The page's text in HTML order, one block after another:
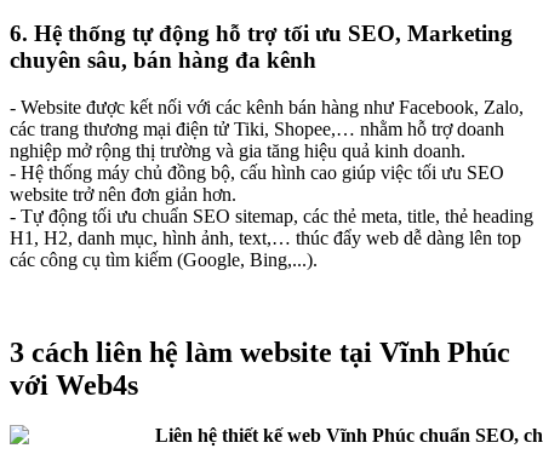
6. Hệ thống tự động hỗ trợ tối ưu SEO, Marketing
chuyên sâu, bán hàng đa kênh
- Website được kết nối với các kênh bán hàng như Facebook, Zalo,
các trang thương mại điện tử Tiki, Shopee,… nhằm hỗ trợ doanh
nghiệp mở rộng thị trường và gia tăng hiệu quả kinh doanh.
- Hệ thống máy chủ đồng bộ, cấu hình cao giúp việc tối ưu SEO
website trở nên đơn giản hơn.
- Tự động tối ưu chuẩn SEO sitemap, các thẻ meta, title, thẻ heading
H1, H2, danh mục, hình ảnh, text,… thúc đẩy web dễ dàng lên top
các công cụ tìm kiếm (Google, Bing,...).
3 cách liên hệ làm website tại Vĩnh Phúc
với Web4s